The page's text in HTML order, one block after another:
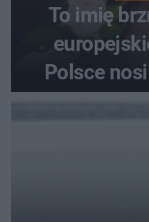
To imię
Polsce